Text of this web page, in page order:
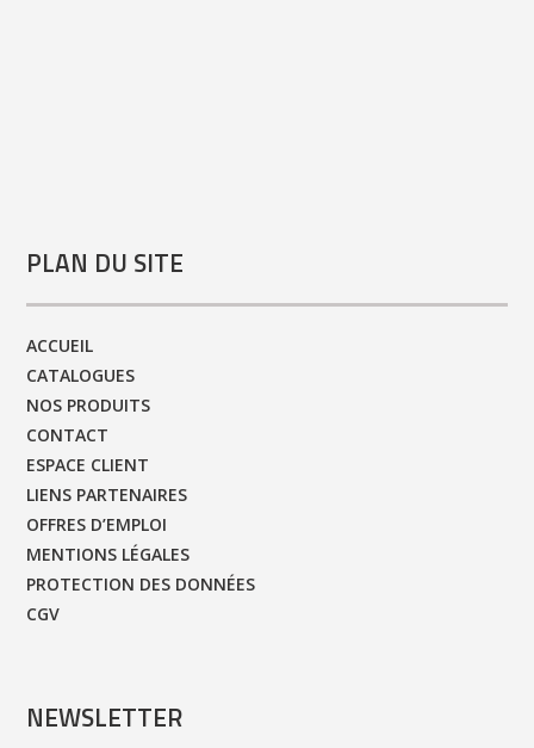
PLAN DU SITE
ACCUEIL
CATALOGUES
NOS PRODUITS
CONTACT
ESPACE CLIENT
LIENS PARTENAIRES
OFFRES D’EMPLOI
MENTIONS LÉGALES
PROTECTION DES DONNÉES
CGV
NEWSLETTER